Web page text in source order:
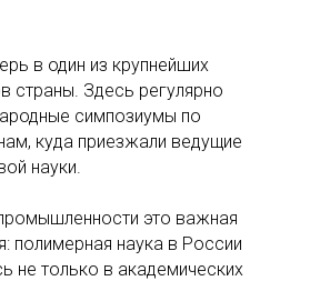
в один из крупнейших
страны. Здесь регулярно
симпозиумы по
куда приезжали ведущие
науки.
это важная
полимерная наука в России
не только в академических